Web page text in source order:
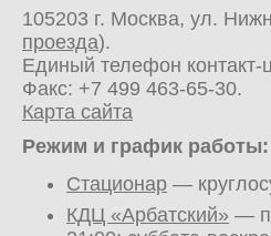
105203 г. Москва, ул.
проезда).
Единый телефон контакт-
Факс: +7 499 463-65-30.
Карта сайта
Режим и график работы:
Стационар —
КДЦ «Арбатский» —